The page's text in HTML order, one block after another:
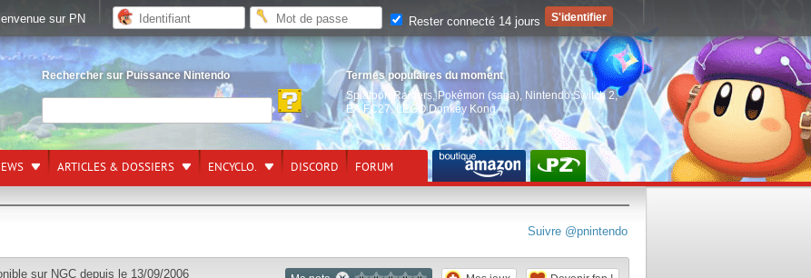
Rechercher sur Puissance Nintendo
Termes populaires du moment
Splatoon Raiders, Pokémon (saga) Nintendo Switch 2,
EA FC27,LEGO Donkey Kong
ARTICLES & DOSSIERS ENCYCLO. DISCORD FORUM
Suivre @pnintendo
sur NGC depuis le 13/09/2006
sur PN Rester connecté 14 jours